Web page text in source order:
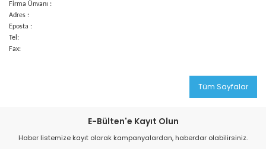
Firma Ünvanı :
Adres :
Eposta :
Tel:
Fax:
Tüm Sayfalar
E-Bülten'e Kayıt Olun
Haber listemize kayıt olarak kampanyalardan, haberdar olabilirsiniz.